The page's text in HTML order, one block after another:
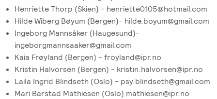
Henriette Thorp (Skien) - henriette0105@hotmail.com
Hilde Wiberg Bøyum (Bergen)- hilde.boyum@gmail.com
Ingeborg Mannsåker (Haugesund)-
ingeborgmannsaaker@gmail.com
Kaia Frøyland (Bergen) - froyland@ipr.no
Kristin Halvorsen (Bergen) - kristin.halvorsen@ipr.no
Laila Ingrid Blindseth (Oslo) - psy.blindseth@gmail.com
Mari Barstad Mathiesen (Oslo) mathiesen@ipr.no